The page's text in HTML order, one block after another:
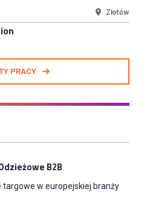
CH Riviera (m/k)
Ruchu
PRACY
B2B
w europejskiej branży